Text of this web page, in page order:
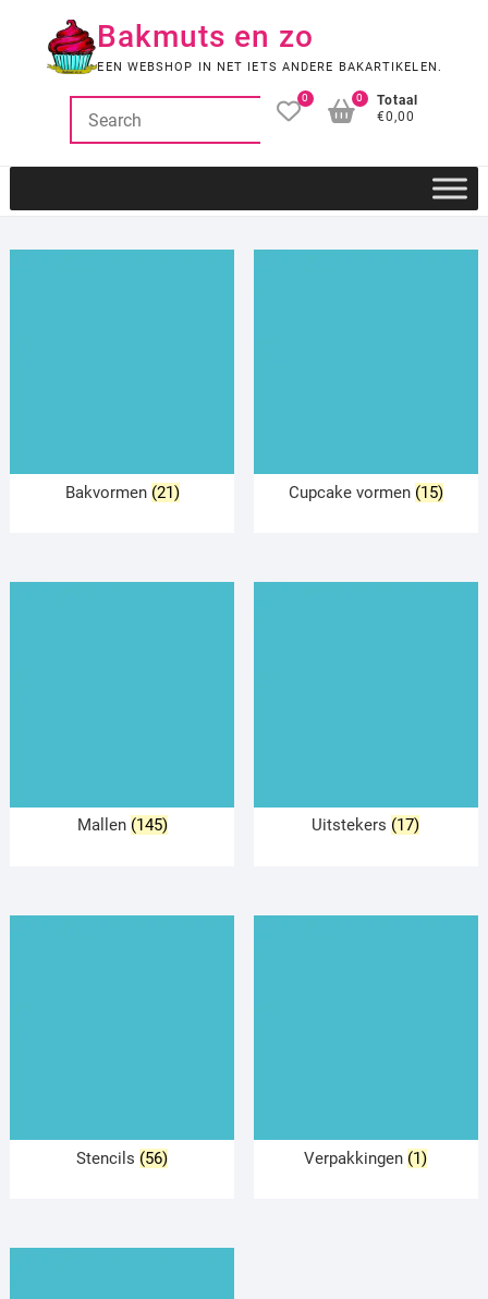
Bakmuts en zo
EEN WEBSHOP IN NET IETS ANDERE BAKARTIKELEN.
0
Totaal
€0,00
0
Bakvormen (21) Cupcake vormen (15)
Mallen (145) Uitstekers (17)
Stencils (56) Verpakkingen (1)